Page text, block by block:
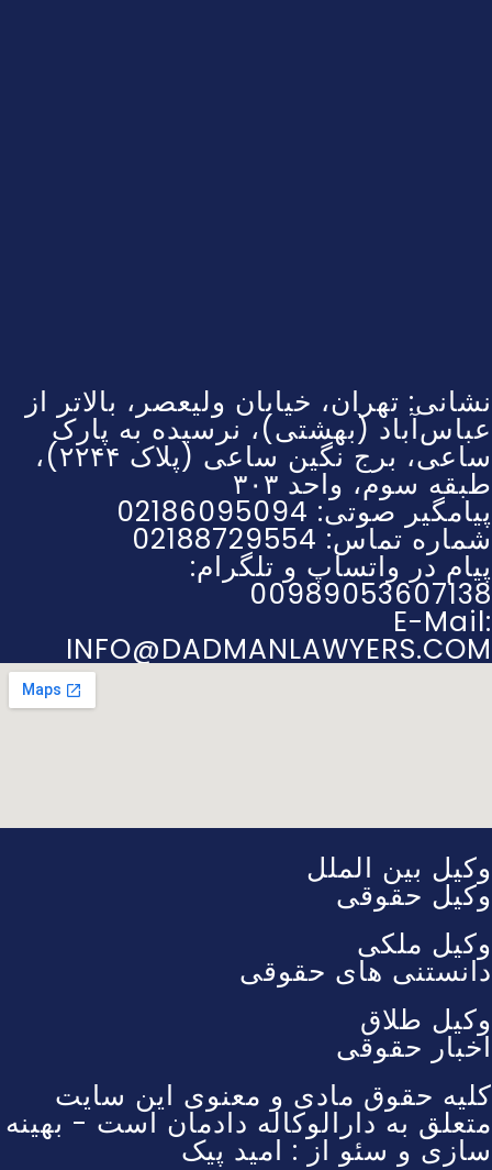
نشانی: تهران، خیابان ولیعصر، بالاتر از
عباس‌آباد (بهشتی)، نرسیده به پارک
ساعی، برج نگین ساعی (پلاک ۲۲۴۴)،
طبقه سوم، واحد ۳۰۳
پیامگیر صوتی: 02186095094
شماره تماس: 02188729554
پیام در واتساپ و تلگرام:
00989053607138
E-Mail:
INFO@DADMANLAWYERS.COM
وکیل بین الملل
وکیل حقوقی
وکیل ملکی
دانستنی های حقوقی
وکیل طلاق
اخبار حقوقی
کلیه حقوق مادی و معنوی این سایت
متعلق به دارالوکاله دادمان است - بهینه
سازی و سئو از : امید پیک